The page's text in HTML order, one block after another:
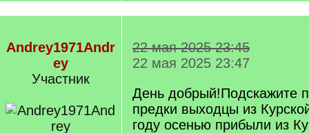
Andrey1971Andr
ey
Участник
22 мая 2025 23:45
22 мая 2025 23:47
День добрый!Подскажите
предки выходцы из
году осенью прибыли из